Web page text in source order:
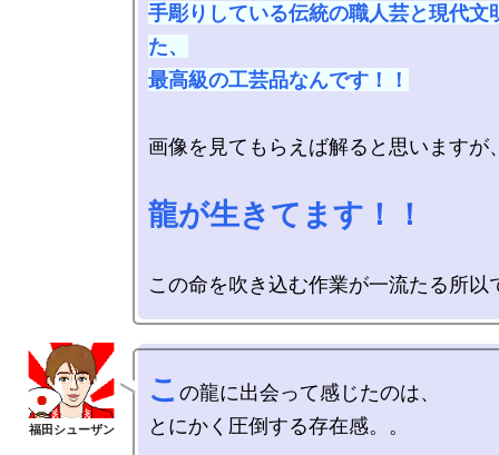
手彫りしている伝統の職人芸と現代文
た、
最高級の工芸品なんです！！
画像を見てもらえば解ると思いますが
龍が生きてます！！
こ の龍に出会って感じたのは、
とにかく圧倒する存在感。。